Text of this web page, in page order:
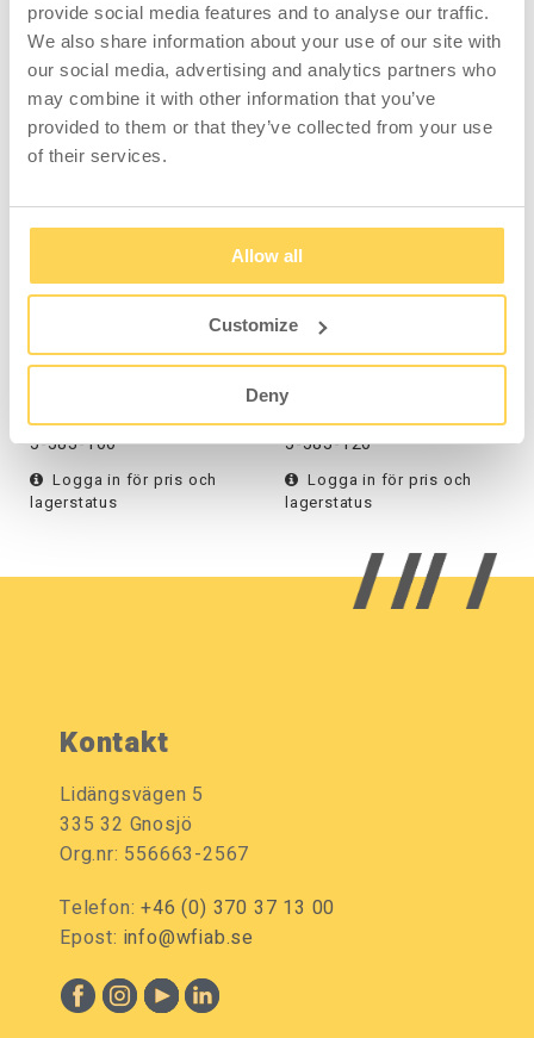
provide social media features and to analyse our traffic.
We also share information about your use of our site with
our social media, advertising and analytics partners who
may combine it with other information that you’ve
provided to them or that they’ve collected from your use
of their services.
Allow all
Customize
Deny
PASSAR MED
dubbla kassetter, 3
5-583-100
Logga in för pris och
lagerstatus
Kompaktfack inkl 3
dubbla kassetter
5-583-120
Logga in för pris och
lagerstatus
Kontakt
Lidängsvägen 5
335 32 Gnosjö
Org.nr: 556663-2567
Telefon:+46 (0) 370 37 13 00
Epost: info@wfiab.se